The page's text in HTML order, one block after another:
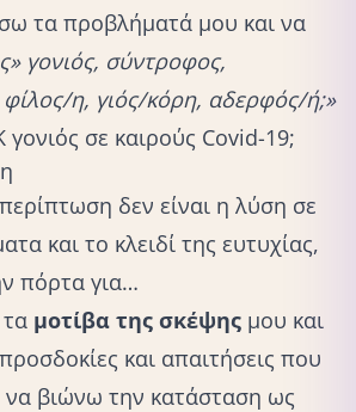
τα προβλήματά μου και να
γονιός, σύντροφος,
η, γιός/κόρη, αδερφός/ή;»
σε καιρούς Covid-19;
δεν είναι η λύση σε
και το κλειδί της ευτυχίας,
πόρτα για…
μοτίβα της σκέψης μου και
και απαιτήσεις που
βιώνω την κατάσταση ως